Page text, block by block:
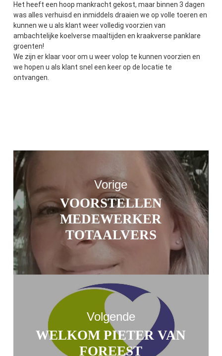
Het heeft een hoop mankracht gekost, maar binnen 3 dagen
was alles verhuisd en inmiddels draaien we op volle toeren en
kunnen we u als klant weer volledig voorzien van
ambachtelijke koelverse maaltijden en kraakverse panklare
groenten!
We zijn er klaar voor om u weer volop te kunnen voorzien en
we hopen u als klant snel een keer op de locatie te
ontvangen.
Vorige
VOORSTELLEN
MEDEWERKER
TOTAALVERS
Volgende
WELKOM PIETER VAN
FOREEST